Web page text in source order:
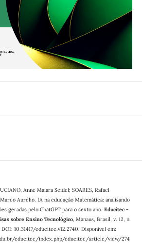
Anne Maiara Seidel; SOARES, Rafael
Aurélio. IA na educação Matemática: analisando
geradas pelo ChatGPT para o sexto ano. Educitec -
sobre Ensino Tecnológico, Manaus, Brasil, v. 12, n.
10.31417/educitec.v12.2740. Disponível em:
educitec/index.php/educitec/article/view/274